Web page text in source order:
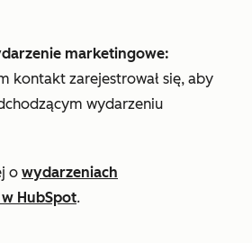
marketingowe:
kontakt zarejestrował się, aby
wydarzeniu
o wydarzeniach
HubSpot.